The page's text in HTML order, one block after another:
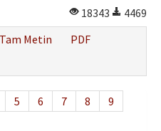
18343
4469
Tam Metin
PDF
5 6 7 8
9